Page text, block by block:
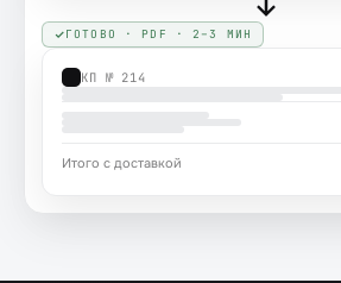
ГОТОВО · PDF · 2–3 МИН
КП № 214
Итого с доставкой